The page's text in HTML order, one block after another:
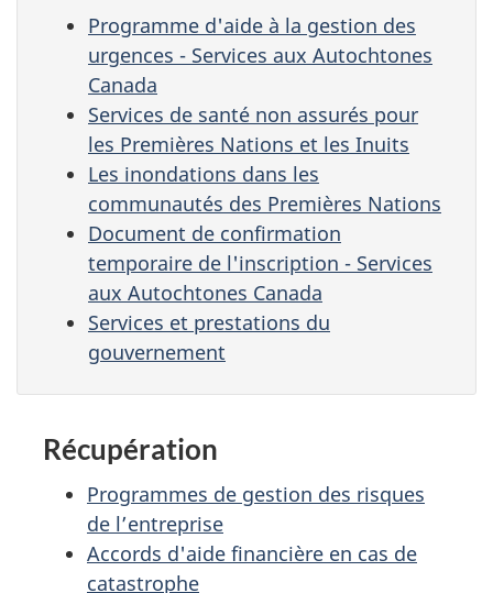
Programme d'aide à la gestion des
urgences - Services aux Autochtones
Canada
Services de santé non assurés pour
les Premières Nations et les Inuits
Les inondations dans les
communautés des Premières Nations
Document de confirmation
temporaire de l'inscription - Services
aux Autochtones Canada
Services et prestations du
gouvernement
Récupération
Programmes de gestion des risques
de l’entreprise
Accords d'aide financière en cas de
catastrophe